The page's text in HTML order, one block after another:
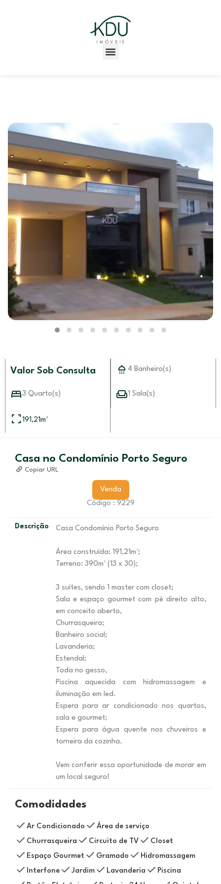
Valor Sob Consulta 4 Banheiro(s)
3 Quarto(s) 1 Sala(s)
191,21m²
Casa no Condomínio Porto Seguro
Copiar URL
Venda
Código : 9229
Descrição Casa Condomínio Porto Seguro
Área construída: 191,21m²;
Terreno: 390m² (13 x 30);
3 suítes, sendo 1 master com closet;
Sala e espaço gourmet com pé direito alto,
em conceito aberto,
Churrasqueira;
Banheiro social;
Lavanderia;
Estendal;
Toda no gesso,
Piscina aquecida com hidromassagem e
iluminação em led.
Espera para ar condicionado nos quartos,
sala e gourmet;
Espera para água quente nos chuveiros e
torneira da cozinha.
Vem conferir essa oportunidade de morar em
um local seguro!
Comodidades
Ar Condicionado
Área de serviço
Churrasqueira
Circuito de TV
Closet
Espaço Gourmet
Gramado
Hidromassagem
Interfone
Jardim Lavanderia
Piscina